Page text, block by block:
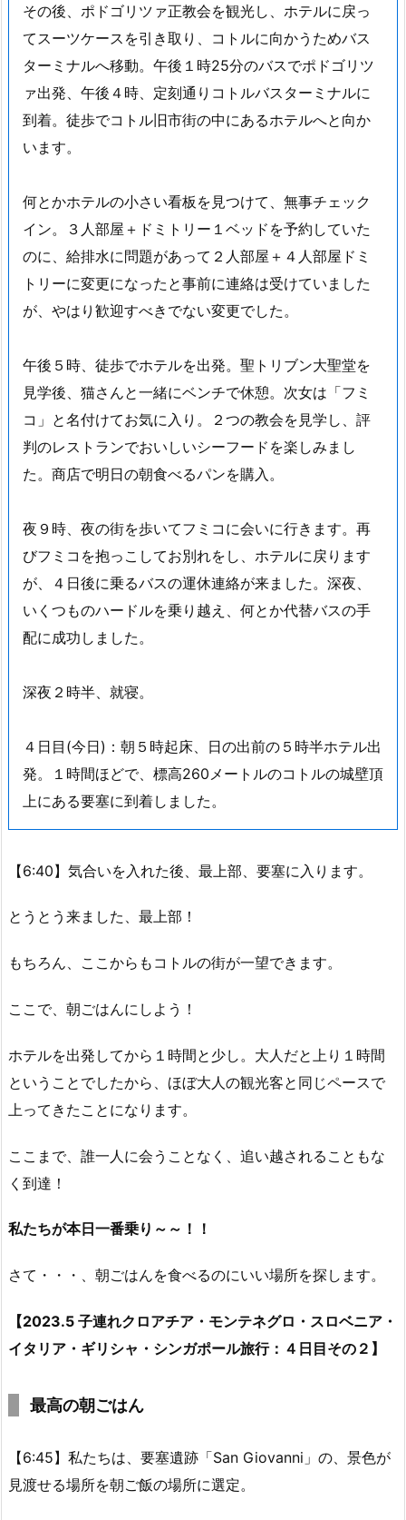
その後、ポドゴリツァ正教会を観光し、ホテルに戻っ
てスーツケースを引き取り、コトルに向かうためバス
ターミナルへ移動。午後１時25分のバスでポドゴリツ
ァ出発、午後４時、定刻通りコトルバスターミナルに
到着。徒歩でコトル旧市街の中にあるホテルへと向か
います。
何とかホテルの小さい看板を見つけて、無事チェック
イン。３人部屋＋ドミトリー１ベッドを予約していた
のに、給排水に問題があって２人部屋＋４人部屋ドミ
トリーに変更になったと事前に連絡は受けていました
が、やはり歓迎すべきでない変更でした。
午後５時、徒歩でホテルを出発。聖トリブン大聖堂を
見学後、猫さんと一緒にベンチで休憩。次女は「フミ
コ」と名付けてお気に入り。２つの教会を見学し、評
判のレストランでおいしいシーフードを楽しみまし
た。商店で明日の朝食べるパンを購入。
夜９時、夜の街を歩いてフミコに会いに行きます。再
びフミコを抱っこしてお別れをし、ホテルに戻ります
が、４日後に乗るバスの運休連絡が来ました。深夜、
いくつものハードルを乗り越え、何とか代替バスの手
配に成功しました。
深夜２時半、就寝。
４日目(今日)：朝５時起床、日の出前の５時半ホテル出
発。１時間ほどで、標高260メートルのコトルの城壁頂
上にある要塞に到着しました。
【6:40】気合いを入れた後、最上部、要塞に入ります。
とうとう来ました、最上部！
もちろん、ここからもコトルの街が一望できます。
ここで、朝ごはんにしよう！
ホテルを出発してから１時間と少し。大人だと上り１時間
ということでしたから、ほぼ大人の観光客と同じペースで
上ってきたことになります。
ここまで、誰一人に会うことなく、追い越されることもな
く到達！
私たちが本日一番乗り～～！！
さて・・・、朝ごはんを食べるのにいい場所を探します。
【2023.5 子連れクロアチア・モンテネグロ・スロベニア・
イタリア・ギリシャ・シンガポール旅行：４日目その２】
最高の朝ごはん
【6:45】私たちは、要塞遺跡「San Giovanni」の、景色が
見渡せる場所を朝ご飯の場所に選定。